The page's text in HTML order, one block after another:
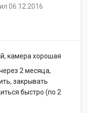
06.12.2016
камера хорошая
2 месяца,
закрывать
быстро (по 2